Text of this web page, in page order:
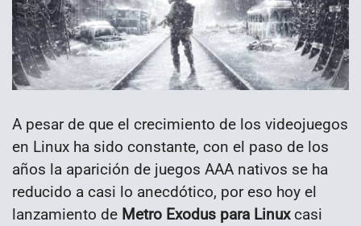
A pesar de que el crecimiento de los videojuegos
en Linux ha sido constante, con el paso de los
años la aparición de juegos AAA nativos se ha
reducido a casi lo anecdótico, por eso hoy el
lanzamiento de Metro Exodus para Linuxcasi